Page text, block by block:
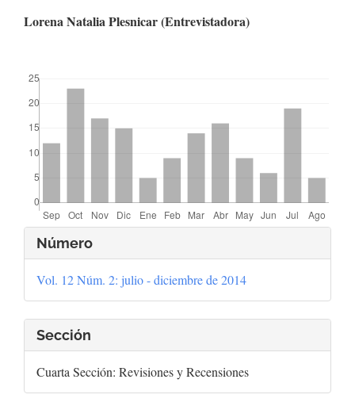
Contenido
del
artículo
Lorena Natalia Plesnicar (Entrevistadora)
Detalles
del
artículo
Número
Vol. 12 Núm. 2: julio - diciembre de 2014
Sección
Cuarta Sección: Revisiones y Recensiones